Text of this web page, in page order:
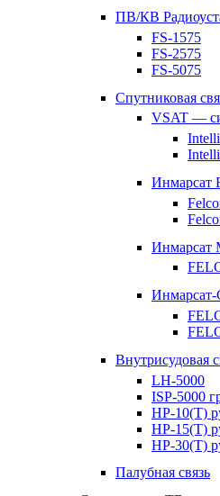
ПВ/КВ
FS-1575
FS-2575
FS-5075
Спутниковая
VSAT —
Инмарсат
Инмарсат
Внутрисудовая
LH-5000
ISP-5000
HP-10(T)
HP-15(T)
HP-30(T)
Палубная связь